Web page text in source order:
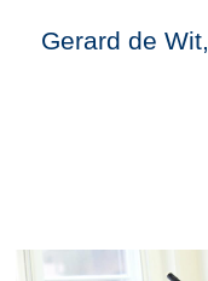
Gerard de Wit,